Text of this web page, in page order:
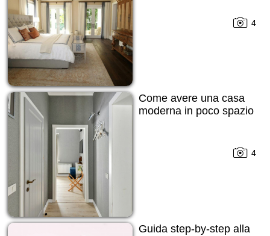
4
Come avere una casa
moderna in poco spazio
4
Guida step-by-step alla